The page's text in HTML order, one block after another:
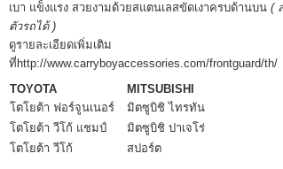
เบา แข็งแรง สวยงามด้วยสแตนเลสขัดเงาครบด้านบน(
ตัวรถได้ )
ดูรายละเอียดเพิ่มเติม
ที่http://www.carryboyaccessories.com/frontguard/th/
TOYOTA
MITSUBISHI
โตโยต้า ฟอร์จูนเนอร์
มิตซูบิชิ ไทรทัน
โตโยต้า วีโก้ แชมป์
มิตซูบิชิ ปาเจโร่
โตโยต้า วีโก้
สปอร์ต